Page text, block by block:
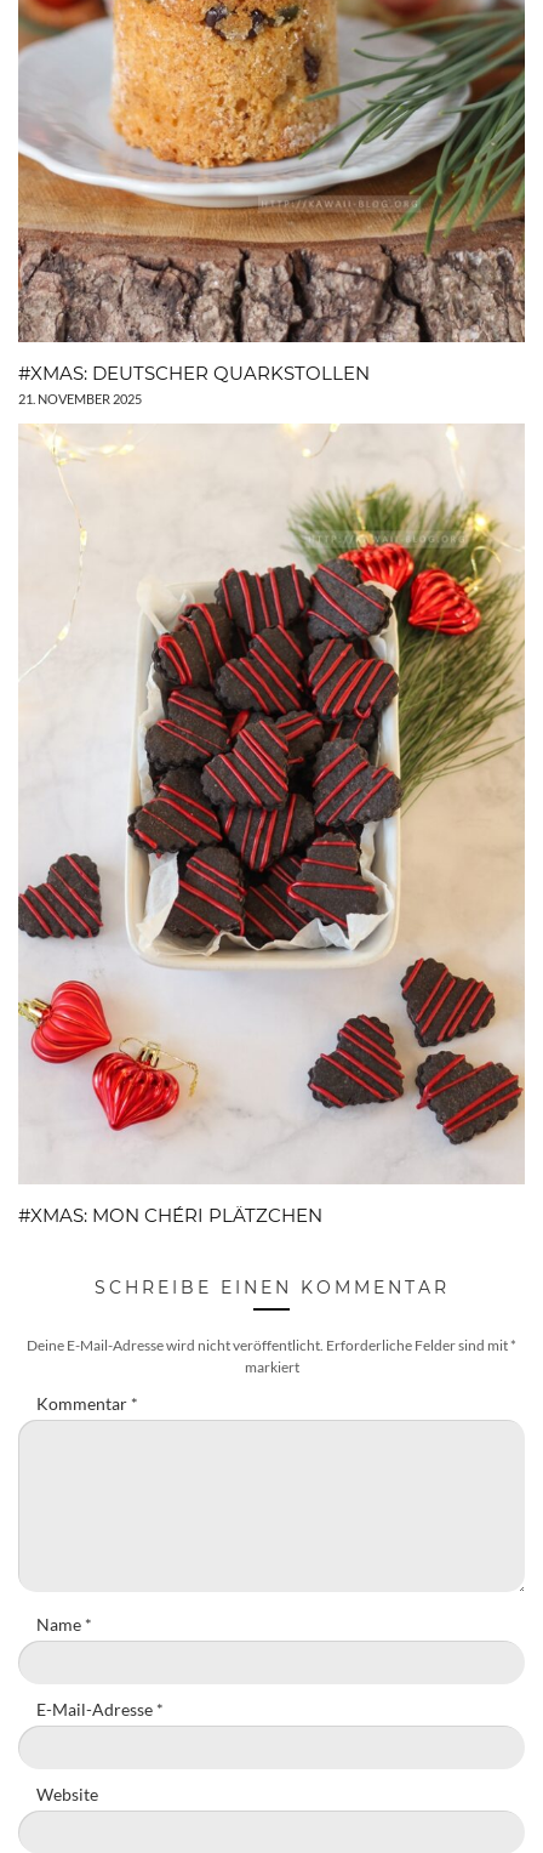
#XMAS: DEUTSCHER QUARKSTOLLEN
21. NOVEMBER 2025
#XMAS: MON CHÉRI PLÄTZCHEN
SCHREIBE EINEN KOMMENTAR
Deine E-Mail-Adresse wird nicht veröffentlicht. Erforderliche Felder sind mit *
markiert
Kommentar *
Name *
E-Mail-Adresse *
Website